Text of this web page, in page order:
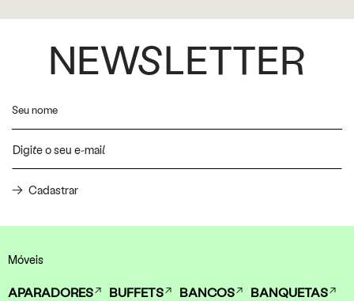
NEWSLETTER
Cadastrar
Móveis
APARADORES BUFFETS BANCOS
BANQUETAS